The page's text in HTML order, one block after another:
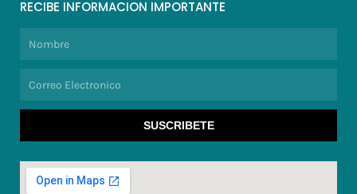
RECIBE INFORMACION IMPORTANTE
SUSCRIBETE